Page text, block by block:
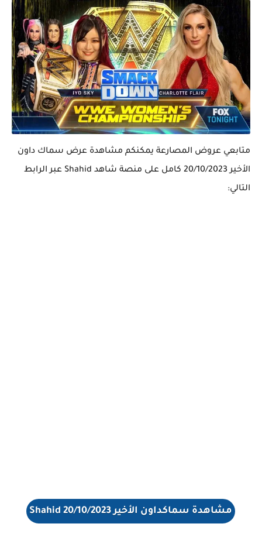
متابعي عروض المصارعة يمكنكم مشاهدة عرض سماك داون
الأخير 20/10/2023 كامل على منصة شاهد Shahid عبر الرابط
التالي:
مشاهدة سماكداون الأخير 20/10/2023 Shahid